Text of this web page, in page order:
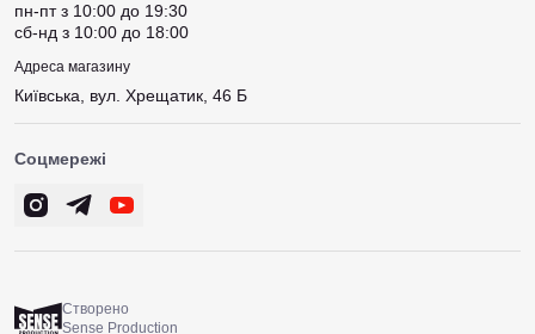
пн-пт з 10:00 до 19:30
сб-нд з 10:00 до 18:00
Адреса магазину
Київська, вул. Хрещатик, 46 Б
Соцмережі
Створено
Sense Production